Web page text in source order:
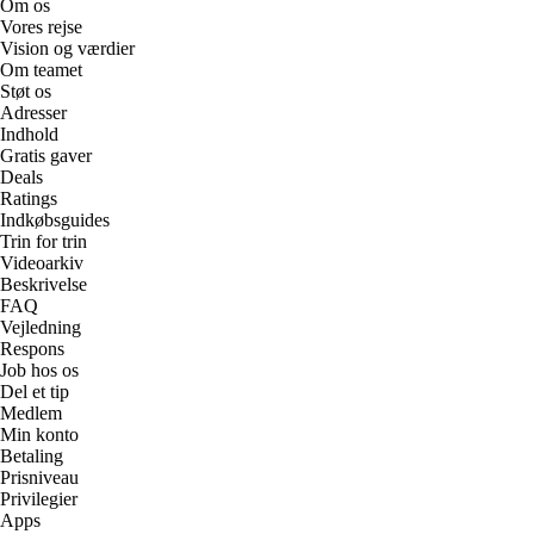
Om os
Vores rejse
Vision og værdier
Om teamet
Støt os
Adresser
Indhold
Gratis gaver
Deals
Ratings
Indkøbsguides
Trin for trin
Videoarkiv
Beskrivelse
FAQ
Vejledning
Respons
Job hos os
Del et tip
Medlem
Min konto
Betaling
Prisniveau
Privilegier
Apps